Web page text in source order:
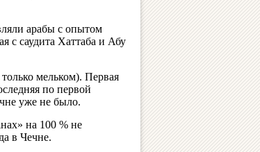
арабы с опытом
с саудита Хаттаба и Абу
мельком). Первая
по первой
уже не было.
на 100 % не
в Чечне.